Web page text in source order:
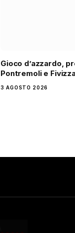
Gioco d’azzardo,
Pontremoli e
3 AGOSTO 2026